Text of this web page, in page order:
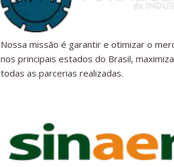
Nossa missão é garantir e otimizar o
nos principais estados do Brasil,
todas as parcerias realizadas.